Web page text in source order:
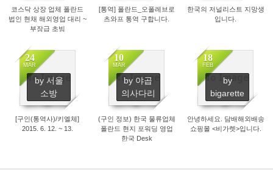
코스닥 상장 업체 폴란드
법인 현채 해외영업 대리 ~
부장급 초빙
[통역] 폴란드_오폴레브로
츠와프 통역 구합니다.
한국의 저널리스트 지망생
입니다.
No Image
24
MAR
by 서울
소방
1162
[구인(통역사)/키엘체]
2015. 6. 12. ~ 13.
No Image
10
MAR
by 야곱
의사다리
1171
(구인 정보) 한국 물류업체
폴란드 현지 포워딩 영업
한국 Desk
No Image
18
FEB
by
bigarette
1293
안녕하세요. 담배해외배송
쇼핑몰 <비가렛>입니다.